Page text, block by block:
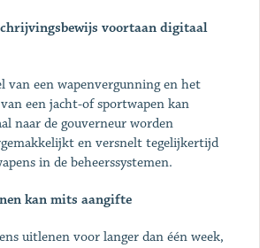
voortaan digitaal
van een wapenvergunning en het
een jacht-of sportwapen kan
naar de gouverneur worden
en versnelt tegelijkertijd
in de beheerssystemen.
kan mits aangifte
uitlenen voor langer dan één week,